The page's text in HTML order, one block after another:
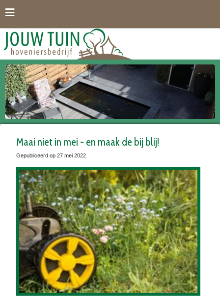
a
Maai niet in mei - en maak de bij blij!
Gepubliceerd op 27 mei 2022